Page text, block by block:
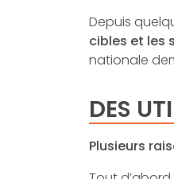
Depuis
cibles et les
nationale
DES
Plusieurs